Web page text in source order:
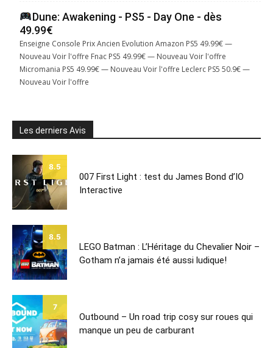
Dune: Awakening - PS5 - Day One - dès
49.99€
Enseigne Console Prix Ancien Evolution Amazon PS5 49.99€ —
Nouveau Voir l'offre Fnac PS5 49.99€ — Nouveau Voir l'offre
Micromania PS5 49.99€ — Nouveau Voir l'offre Leclerc PS5 50.9€ —
Nouveau Voir l'offre
Les derniers Avis
8.5
007 First Light : test du James Bond d’IO
Interactive
8.5
LEGO Batman : L’Héritage du Chevalier Noir –
Gotham n’a jamais été aussi ludique!
7
Outbound – Un road trip cosy sur roues qui
manque un peu de carburant